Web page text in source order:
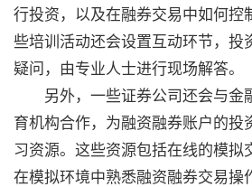
行投资，以及在融券交易中如何控
些培训活动还会设置互动环节，投
疑问，由专业人士进行现场解答。
另外，一些证券公司还会与金
育机构合作，为融资融券账户的投
习资源。这些资源包括在线的模拟
在模拟环境中熟悉融资融券交易操